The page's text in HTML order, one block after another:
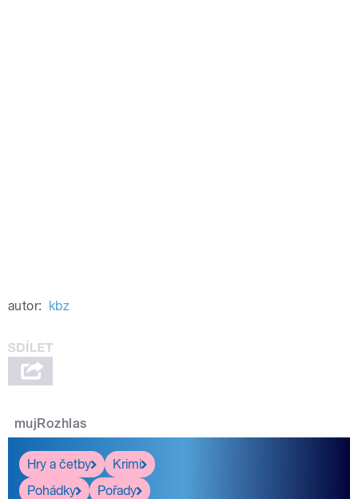
autor: kbz
mujRozhlas
Hry a četby
Krimi
Pohádky
Pořady